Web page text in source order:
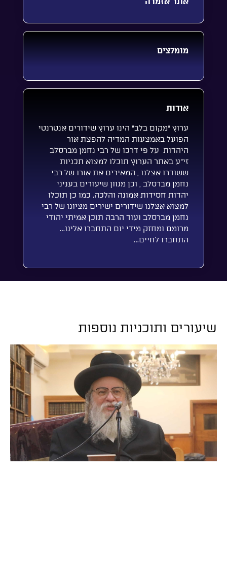
מומלצים
אודות
ערוץ “מקום בלב” הינו ערוץ שידורים אנטרנטי
הפועל באמצעות המדיה להפצת אור
היהדות על פי דרכו של רבי נחמן מברסלב
זי”ע באתר הערוץ תוכלו למצוא תכניות
ששודרו אצלנו , המאירים את אורו של רבי
נחמן מברסלב , וכן מגוון שיעורים בעניני
יהדות חסידות אמונה והלכה. כמו כן תוכלו
למצוא אצלנו שידורים ישירים מציונו של רבי
נחמן מברסלב ועוד הרבה תוכן אמיתי יהודי
מרומם ומחזק מידי יום התחברו אלינו…
התחברו לחיים…
שיעורים ותוכניות נוספות